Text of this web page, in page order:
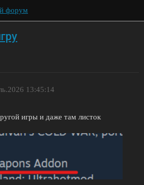
форум
13:45:14
игры и даже там листок